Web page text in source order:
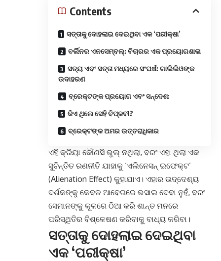
Contents
ସତ୍ତାକୁ ଦୋହଲାଇ ଦେଇଥିବା ଏକ ‘ପରୀକ୍ଷା’
ବର୍ଲିନର ଏନସେମ୍ବଲ୍: ବିଚାରର ଏକ ପ୍ରୟୋଗଶାଳା
ସତ୍ୟ ଏବଂ ସତ୍ତା ମଧ୍ୟରେ ସଂଘର୍ଷ: ଗାଲିଲିଓଙ୍କ
ଉଦାହରଣ
ବ୍ରେକ୍ଟଙ୍କ ପ୍ରୟୋଗ ଏବଂ ସନ୍ଦେଶ:
କିଏ ଥିଲେ ସେହି ବିପ୍ଳବୀ?
ବ୍ରେକ୍ଟଙ୍କ ଅମର ଉତ୍ତରାଧିକାର
ଏହି କ୍ରିୟା କୌଣସି ଭୁଲ୍ ନଥିଲା, ବରଂ ଏହା ଥିଲା ଏକ
ସୁଚିନ୍ତିତ ରଣନୀତି ଯାହାକୁ ‘ଏଲିନେସନ୍ ଇଫେକ୍ଟ’
(Alienation Effect) କୁହାଯାଏ। ଏହାର ଉଦ୍ଦେଶ୍ୟ
ଦର୍ଶକଙ୍କୁ କେବଳ ଆବେଗରେ ଭସାଇ ଦେବା ନୁହଁ, ବରଂ
ସେମାନଙ୍କୁ କୂଳରେ ଠିଆ କରି ଶାନ୍ତ ମନରେ
ପରିସ୍ଥିତିର ବିଶ୍ଳେଷଣ କରିବାକୁ ବାଧ୍ୟ କରିବା।
ସତ୍ତାକୁ ଦୋହଲାଇ ଦେଇଥିବା
ଏକ ‘ପରୀକ୍ଷା’